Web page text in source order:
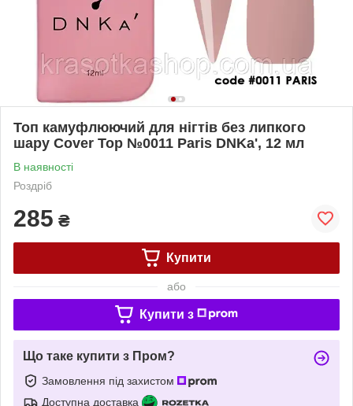
Топ камуфлюючий для нігтів без липкого
шару Cover Top №0011 Paris DNKa', 12 мл
В наявності
Роздріб
285 ₴
Купити
або
Купити з
Що таке купити з Пром?
Замовлення під захистом
Доступна доставка